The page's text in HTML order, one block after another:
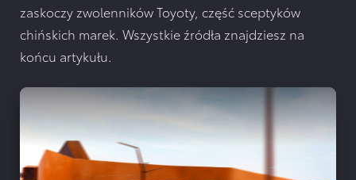
zaskoczy zwolenników Toyoty, część sceptyków
chińskich marek. Wszystkie źródła znajdziesz na
końcu artykułu.